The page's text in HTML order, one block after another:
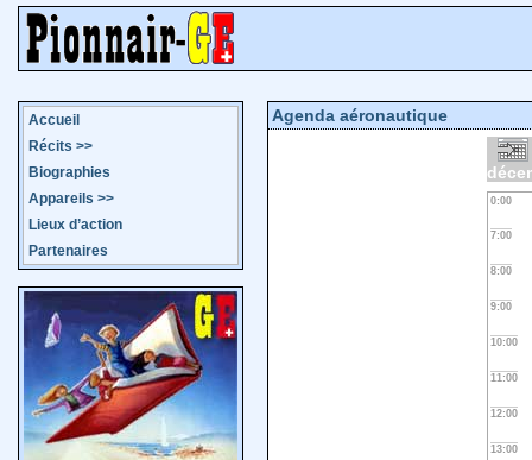
Accueil
Récits >>
Biographies
Appareils >>
Lieux d’action
Partenaires
Agenda aéronautique
0:00
7:00
8:00
9:00
10:00
11:00
12:00
13:00